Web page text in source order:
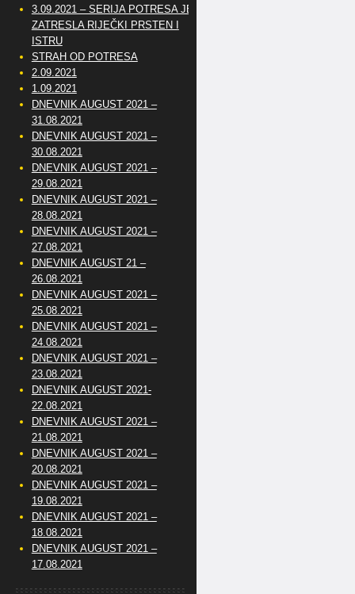
3.09.2021 – SERIJA POTRESA JE
ZATRESLA RIJEČKI PRSTEN I
ISTRU
STRAH OD POTRESA
2.09.2021
1.09.2021
DNEVNIK AUGUST 2021 –
31.08.2021
DNEVNIK AUGUST 2021 –
30.08.2021
DNEVNIK AUGUST 2021 –
29.08.2021
DNEVNIK AUGUST 2021 –
28.08.2021
DNEVNIK AUGUST 2021 –
27.08.2021
DNEVNIK AUGUST 21 –
26.08.2021
DNEVNIK AUGUST 2021 –
25.08.2021
DNEVNIK AUGUST 2021 –
24.08.2021
DNEVNIK AUGUST 2021 –
23.08.2021
DNEVNIK AUGUST 2021-
22.08.2021
DNEVNIK AUGUST 2021 –
21.08.2021
DNEVNIK AUGUST 2021 –
20.08.2021
DNEVNIK AUGUST 2021 –
19.08.2021
DNEVNIK AUGUST 2021 –
18.08.2021
DNEVNIK AUGUST 2021 –
17.08.2021